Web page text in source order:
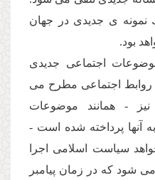
ى جدیدى در جهان
بود.
اجتماعى جدیدى
روابط اجتماعى مطرح مى
- همانند موضوعات
آنها پرداخته شده است -
سیاست اسلامى اجرا
شود كه در زمان پیامبر